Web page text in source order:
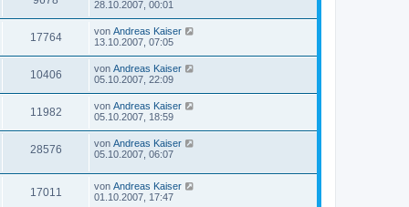
28.10.2007, 00:01
17764 von Andreas Kaiser
13.10.2007, 07:05
10406 von Andreas Kaiser
05.10.2007, 22:09
11982 von Andreas Kaiser
05.10.2007, 18:59
28576 von Andreas Kaiser
05.10.2007, 06:07
17011 von Andreas Kaiser
01.10.2007, 17:47